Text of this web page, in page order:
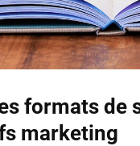
formats de
marketing